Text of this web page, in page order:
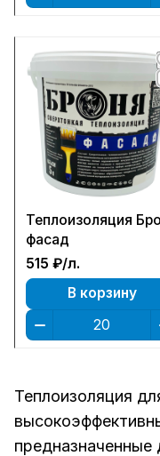
Теплоизоляция
фасад
515 ₽/л.
В корзину
Теплоизоляция
предназначенные